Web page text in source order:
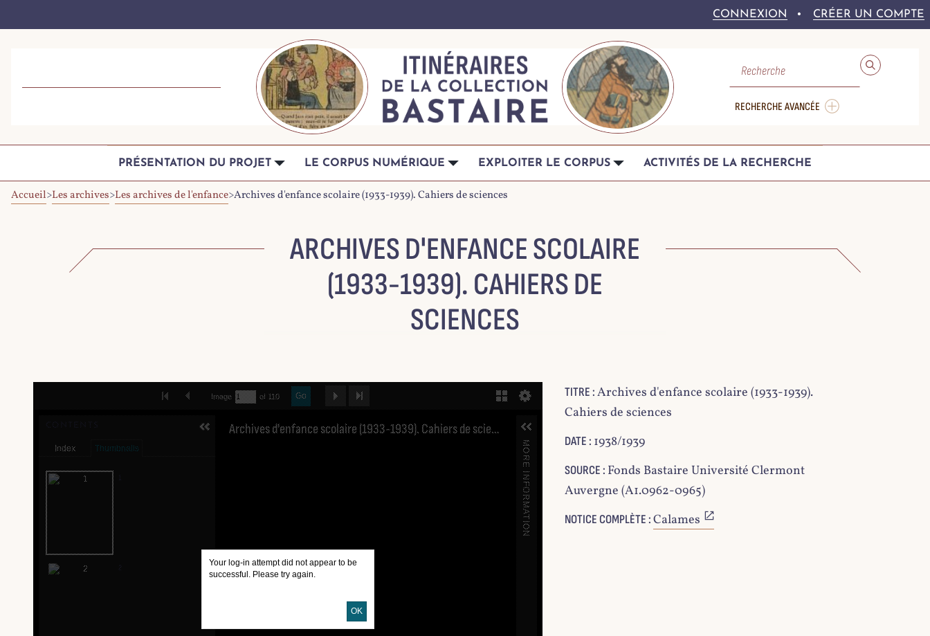
CONNEXION CRÉER UN COMPTE
RECHERCHE AVANCÉE
PRÉSENTATION DU PROJET LE CORPUS NUMÉRIQUE EXPLOITER LE CORPUS ACTIVITÉS DE LA RECHERCHE
Accueil>Les archives>Les archives de l'enfance>Archives d'enfance scolaire (1933-1939). Cahiers de sciences
ARCHIVES D'ENFANCE SCOLAIRE
(1933-1939). CAHIERS DE
SCIENCES
FIRST IMAGEPREVIOUS IMAGE
Image of 110 Go
NEXT IMAGELAST IMAGE GALLERY
Archives d'enfance scolaire (1933-1939). Cahiers de sciences
CONTENTS
Index Thumbnails
1
2
MORE INFORMATION
Your log-in attempt did not appear to be
successful. Please try again.
OK
TITRE :Archives d'enfance scolaire (1933-1939).
Cahiers de sciences
DATE : 1938/1939
SOURCE : Fonds Bastaire Université Clermont
Auvergne (A1.0962-0965)
NOTICE COMPLÈTE :Calames